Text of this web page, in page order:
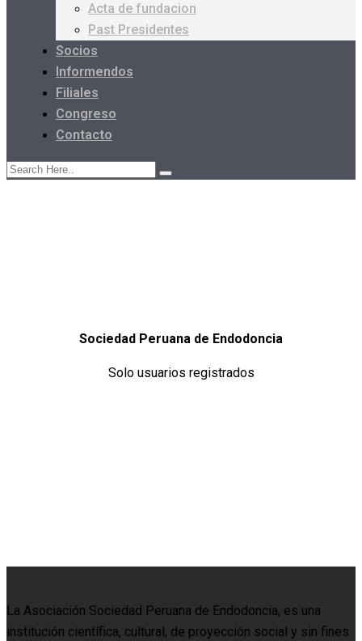
Acta de fundacion
Past Presidentes
Socios
Informendos
Filiales
Congreso
Contacto
Sociedad Peruana de Endodoncia
Solo usuarios registrados
La Asociación Sociedad Peruana de Endodoncia, es una
institución científica, cultural, de proyección social y sin fines